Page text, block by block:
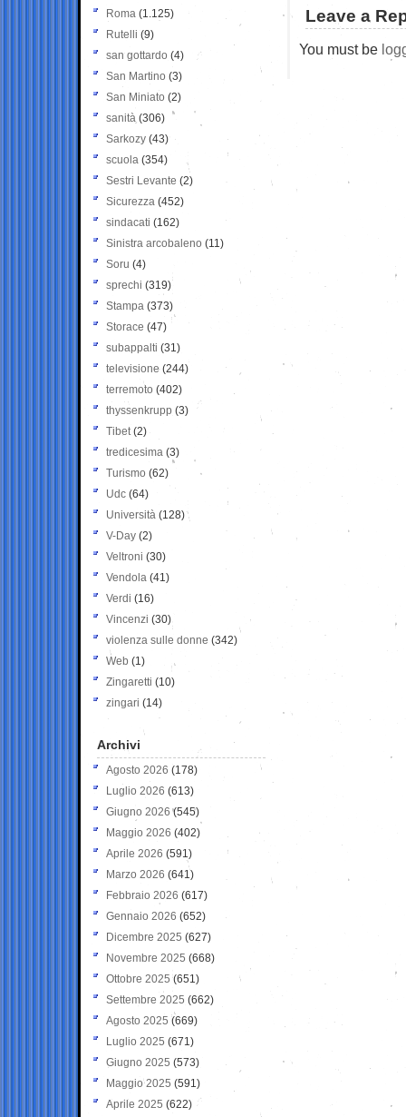
Leave a
You must be
Roma (1.125)
Rutelli (9)
san gottardo (4)
San Martino (3)
San Miniato (2)
sanità (306)
Sarkozy (43)
scuola (354)
Sestri Levante (2)
Sicurezza (452)
sindacati (162)
Sinistra arcobaleno (11)
Soru (4)
sprechi (319)
Stampa (373)
Storace (47)
subappalti (31)
televisione(244)
terremoto (402)
thyssenkrupp (3)
Tibet(2)
tredicesima (3)
Turismo (62)
Udc (64)
Università (128)
V-Day (2)
Veltroni (30)
Vendola (41)
Verdi (16)
Vincenzi (30)
violenza sulle donne (342)
Web (1)
Zingaretti (10)
zingari (14)
Archivi
Agosto 2026 (178)
Luglio 2026 (613)
Giugno 2026 (545)
Maggio 2026 (402)
Aprile 2026 (591)
Marzo 2026 (641)
Febbraio 2026 (617)
Gennaio 2026 (652)
Dicembre 2025 (627)
Novembre 2025 (668)
Ottobre 2025 (651)
Settembre 2025 (662)
Agosto 2025 (669)
Luglio 2025 (671)
Giugno 2025 (573)
Maggio 2025 (591)
Aprile 2025 (622)